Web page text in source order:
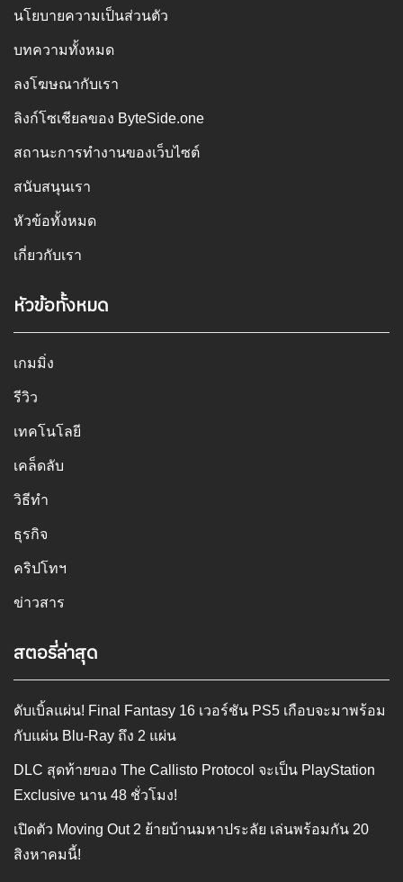
นโยบายความเป็นส่วนตัว
บทความทั้งหมด
ลงโฆษณากับเรา
ลิงก์โซเชียลของ ByteSide.one
สถานะการทำงานของเว็บไซต์
สนับสนุนเรา
หัวข้อทั้งหมด
เกี่ยวกับเรา
หัวข้อทั้งหมด
เกมมิ่ง
รีวิว
เทคโนโลยี
เคล็ดลับ
วิธีทำ
ธุรกิจ
คริปโทฯ
ข่าวสาร
สตอรี่ล่าสุด
ดับเบิ้ลแผ่น! Final Fantasy 16 เวอร์ชัน PS5 เกือบจะมาพร้อม
กับแผ่น Blu-Ray ถึง 2 แผ่น
DLC สุดท้ายของ The Callisto Protocol จะเป็น PlayStation
Exclusive นาน 48 ชั่วโมง!
เปิดตัว Moving Out 2 ย้ายบ้านมหาประลัย เล่นพร้อมกัน 20
สิงหาคมนี้!